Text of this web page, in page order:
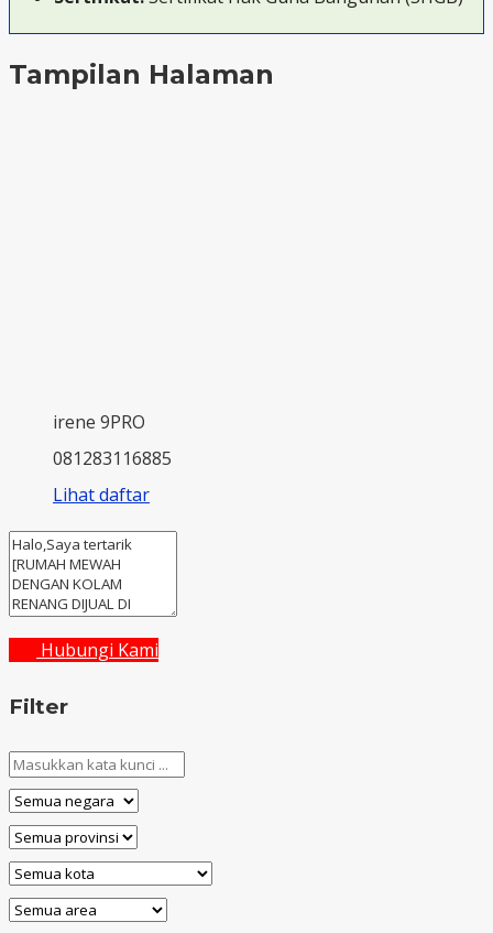
Tampilan Halaman
irene 9PRO
081283116885
Lihat daftar
Hubungi Kami
Filter